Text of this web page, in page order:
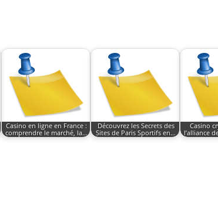
Casino en ligne en France :
comprendre le marché, la…
Découvrez les Secrets des
Sites de Paris Sportifs en…
Casino
l’alliance